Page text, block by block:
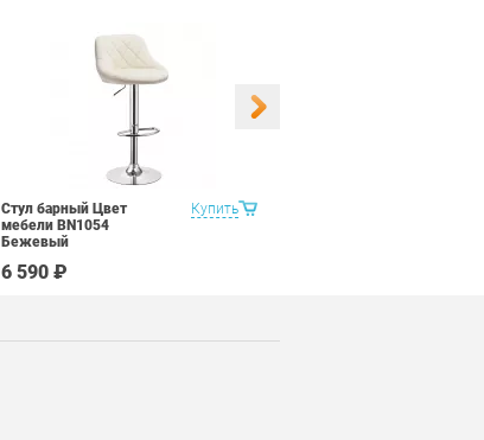
Купить
Стул барный Цвет
мебели BN1054
Бежевый
6 590 ₽